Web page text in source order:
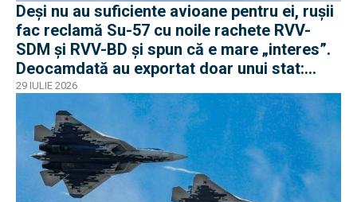
Deși nu au suficiente avioane pentru ei, rușii
fac reclamă Su-57 cu noile rachete RVV-
SDM și RVV-BD și spun că e mare „interes”.
Deocamdată au exportat doar unui stat:
Algeria
29 IULIE 2026